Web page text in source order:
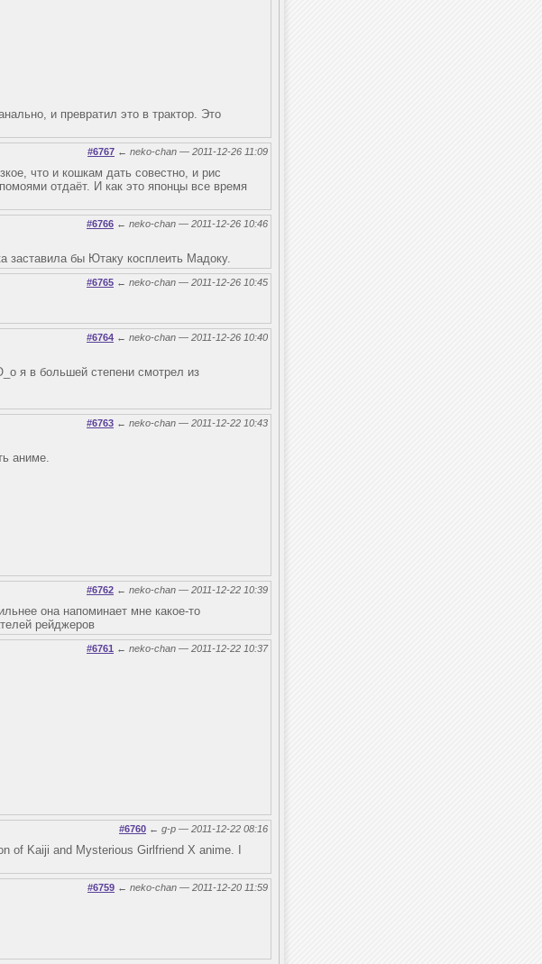
и превратил это в трактор. Это
#6767 ← neko-chan — 2011-12-26 11:09
что и кошкам дать совестно, и рис
отдаёт. И как это японцы все время
#6766 ← neko-chan — 2011-12-26 10:46
заставила бы Ютаку косплеить Мадоку.
#6765 ← neko-chan — 2011-12-26 10:45
#6764 ← neko-chan — 2011-12-26 10:40
я в большей степени смотрел из
#6763 ← neko-chan — 2011-12-22 10:43
аниме.
#6762 ← neko-chan — 2011-12-22 10:39
она напоминает мне какое-то
рейджеров
#6761 ← neko-chan — 2011-12-22 10:37
#6760 ← g-p — 2011-12-22 08:16
of Kaiji and Mysterious Girlfriend X anime. I
#6759 ← neko-chan — 2011-12-20 11:59